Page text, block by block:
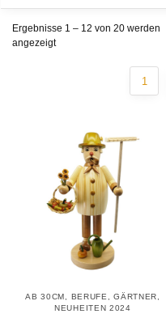
Ergebnisse 1 – 12 von 20 werden
angezeigt
1
AB 30CM BERUFE ,GÄRTNER
NEUHEITEN 2024